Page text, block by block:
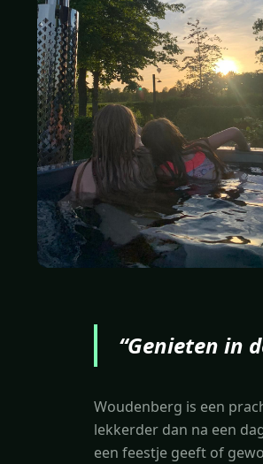
“Genieten in
Woudenberg is een
lekkerder dan na een
een feestje geeft of